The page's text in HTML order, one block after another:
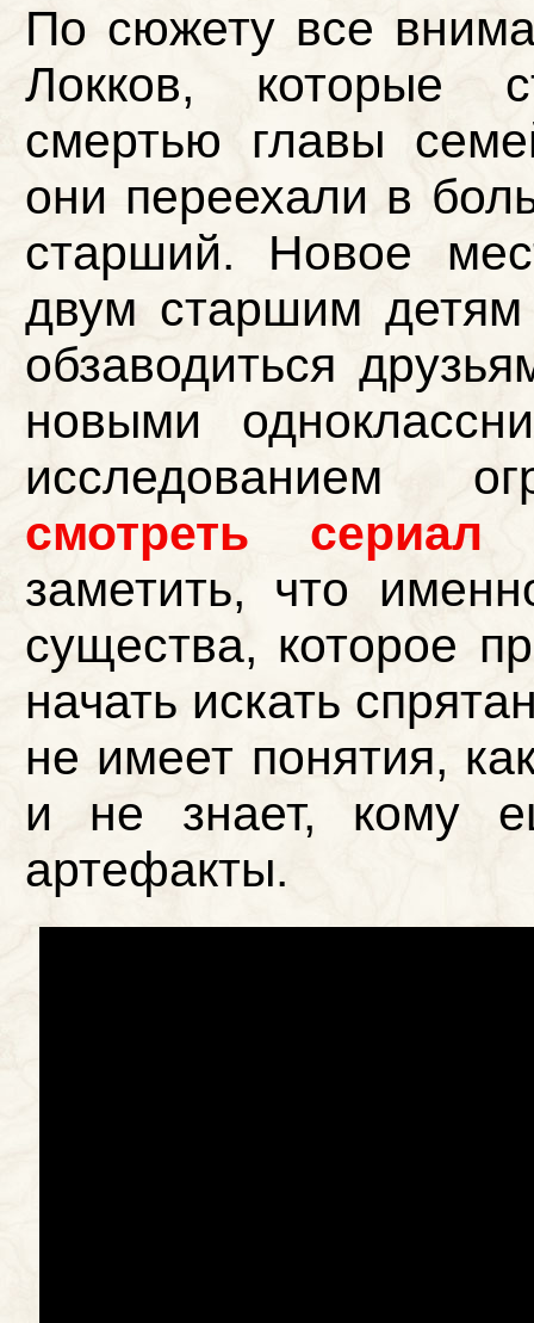
По сюжету все
Локков, которые
смертью главы
они переехали в
старший. Новое
двум старшим
обзаводиться
новыми
исследованием
смотреть
заметить, что
существа, которое
начать искать
не имеет понятия,
и не знает, кому
артефакты.